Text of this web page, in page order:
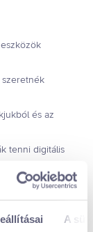
A
szeretnék
és az
tenni digitális